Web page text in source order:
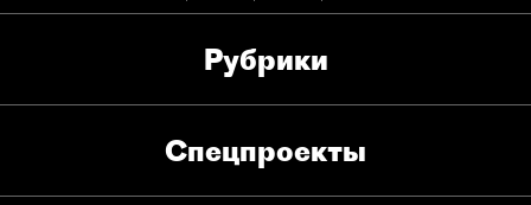
Рубрики
Спец­проекты